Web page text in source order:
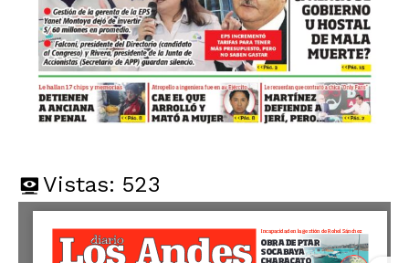
Vistas: 523